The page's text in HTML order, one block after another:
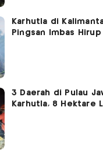
Karhutla di
Pingsan Imbas Hirup
3 Daerah di Pulau
Karhutla, 8 Hektare